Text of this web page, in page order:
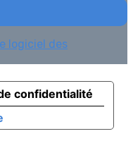
logiciel des
confidentialité